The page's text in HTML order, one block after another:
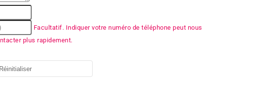
Facultatif. Indiquer votre numéro de téléphone peut nous
plus rapidement.
Réinitialiser